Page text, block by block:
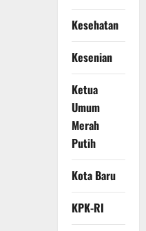
Kesehatan
Kesenian
Ketua
Umum
Merah
Putih
Kota Baru
KPK-RI